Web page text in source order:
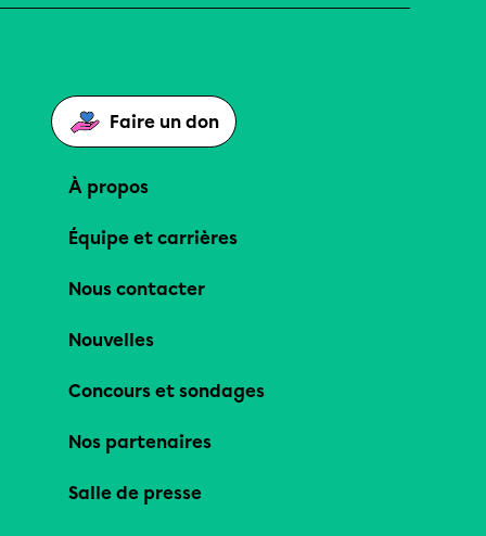
Faire un don
À propos
Équipe et carrières
Nous contacter
Nouvelles
Concours et sondages
Nos partenaires
Salle de presse